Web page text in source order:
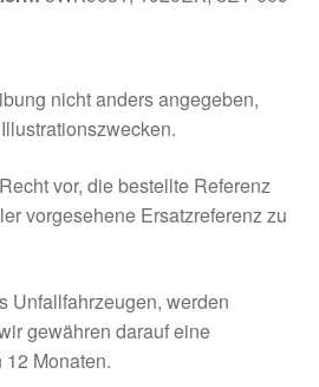
nicht anders angegeben,
vor, die bestellte Referenz
vorgesehene Ersatzreferenz zu
Unfallfahrzeugen, werden
gewähren darauf eine
Monaten.